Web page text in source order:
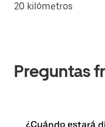
20 kilómetros
Preguntas